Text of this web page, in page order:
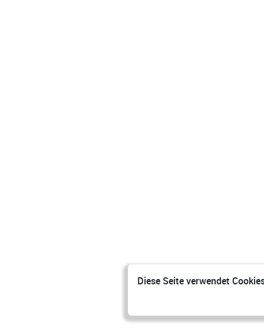
Diese Seite verwendet